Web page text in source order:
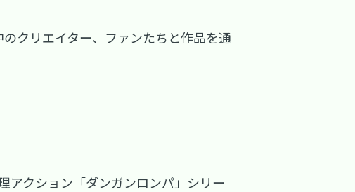
クリエイター、ファンたちと作品を通
アクション「ダンガンロンパ」シリー